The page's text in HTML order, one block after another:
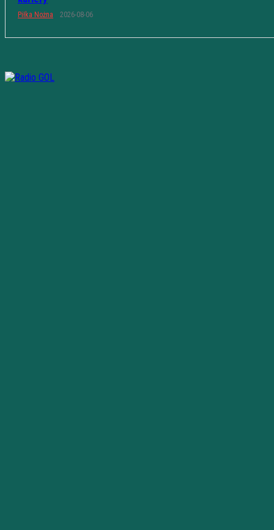
Piłka Nożna 2026-08-06